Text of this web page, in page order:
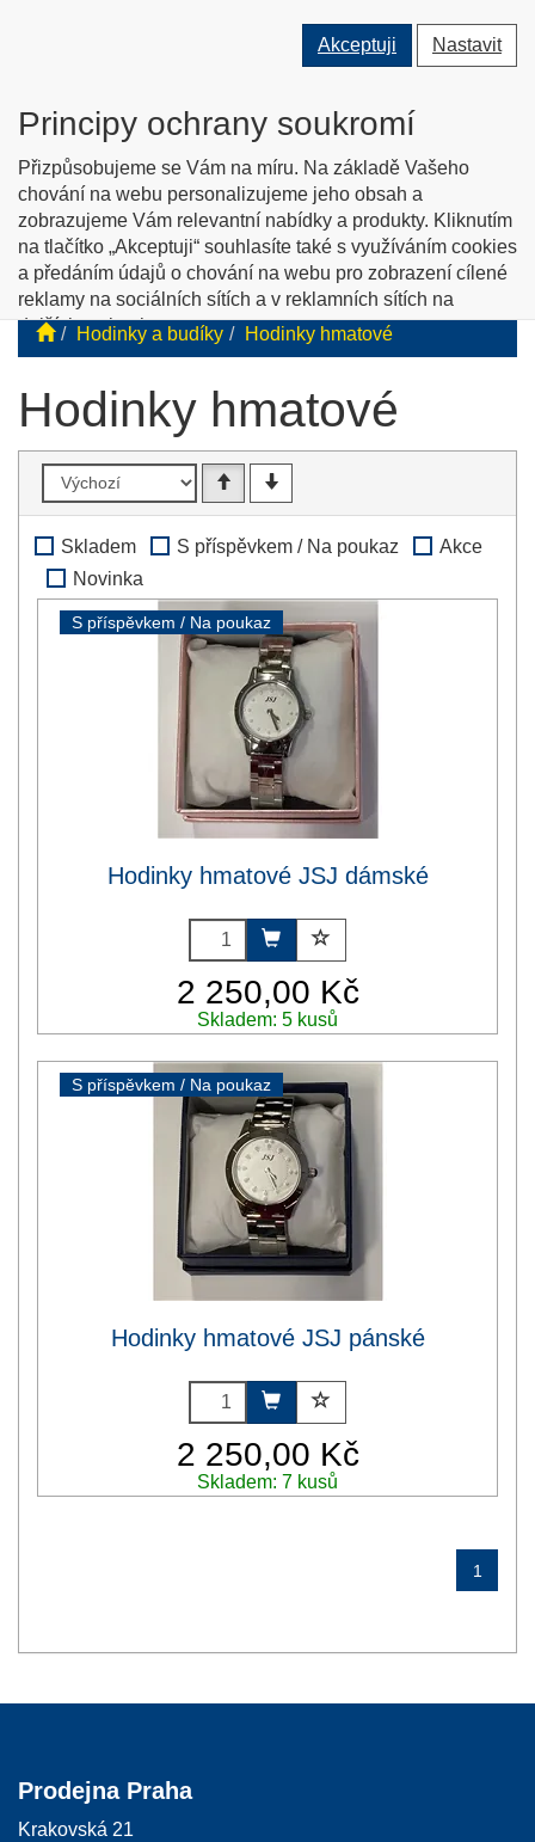
Akceptuji Nastavit
Principy ochrany soukromí
Přizpůsobujeme se Vám na míru. Na základě Vašeho
chování na webu personalizujeme jeho obsah a
zobrazujeme Vám relevantní nabídky a produkty. Kliknutím
na tlačítko „Akceptuji“ souhlasíte také s využíváním cookies
a předáním údajů o chování na webu pro zobrazení cílené
reklamy na sociálních sítích a v reklamních sítích na
dalších webech.
„Nastavit“.
Přepnout
uživatele
Přepnout
vyhledávání
O nás Kontakty Jak nakupovat Katalog zboží
English info
Tyflopomůcky
Prodej zboží pro zrakově postižené
Hodinky a budíky Hodinky hmatové
Hodinky hmatové
Skladem S příspěvkem / Na poukaz
Akce
Novinka
S příspěvkem / Na poukaz
Hodinky hmatové JSJ dámské
2 250,00 Kč
Skladem: 5 kusů
S příspěvkem / Na poukaz
Hodinky hmatové JSJ pánské
2 250,00 Kč
Skladem: 7 kusů
1
Prodejna Praha
Krakovská 21